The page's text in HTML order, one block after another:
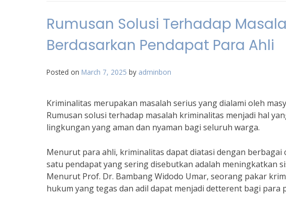
Rumusan Solusi Terhadap
Berdasarkan Pendapat Para Ahli
Posted on March 7, 2025 by adminbon
Kriminalitas merupakan masalah serius yang dialami oleh
Rumusan solusi terhadap masalah kriminalitas menjadi hal
lingkungan yang aman dan nyaman bagi seluruh warga.
Menurut para ahli, kriminalitas dapat diatasi dengan berbagai
satu pendapat yang sering disebutkan adalah meningkatkan
Menurut Prof. Dr. Bambang Widodo Umar, seorang pakar
hukum yang tegas dan adil dapat menjadi detterent bagi para